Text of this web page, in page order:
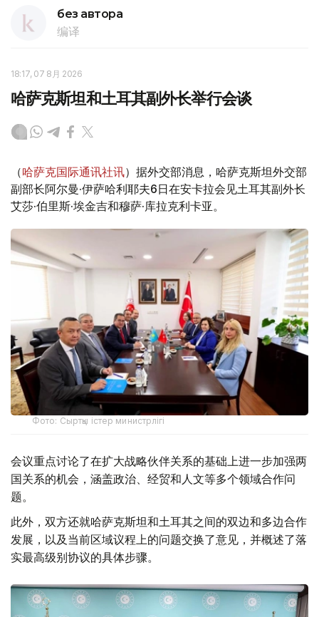
без автора
编译
18:17, 07 8月 2026
哈萨克斯坦和土耳其副外长举行会谈
（哈萨克国际通讯社讯）据外交部消息，哈萨克斯坦外交部
副部长阿尔曼·伊萨哈利耶夫6日在安卡拉会见土耳其副外长
艾莎·伯里斯·埃金吉和穆萨·库拉克利卡亚。
Фото: Сыртқы істер министрлігі
会议重点讨论了在扩大战略伙伴关系的基础上进一步加强两
国关系的机会，涵盖政治、经贸和人文等多个领域合作问
题。
此外，双方还就哈萨克斯坦和土耳其之间的双边和多边合作
发展，以及当前区域议程上的问题交换了意见，并概述了落
实最高级别协议的具体步骤。